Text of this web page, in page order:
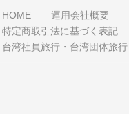
HOME 運用会社概要
特定商取引法に基づく表記
台湾社員旅行・台湾団体旅行